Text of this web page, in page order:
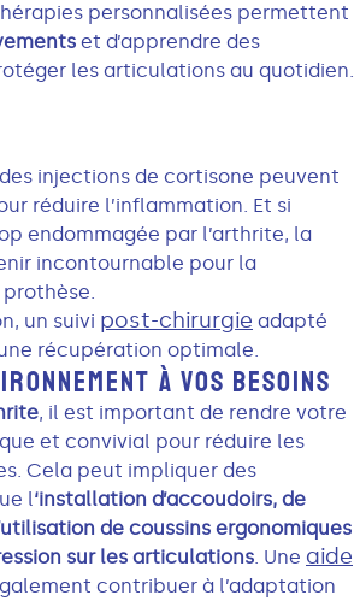
personnalisées permettent
et d’apprendre des
les articulations au quotidien.
injections de cortisone peuvent
réduire l’inflammation. Et si
endommagée par l’arthrite, la
incontournable pour la
un suivi post-chirurgie adapté
récupération optimale.
À VOS BESOINS
, il est important de rendre votre
et convivial pour réduire les
Cela peut impliquer des
l‘installation d’accoudoirs, de
de coussins ergonomiques
sur les articulations. Une aide
contribuer à l’adaptation